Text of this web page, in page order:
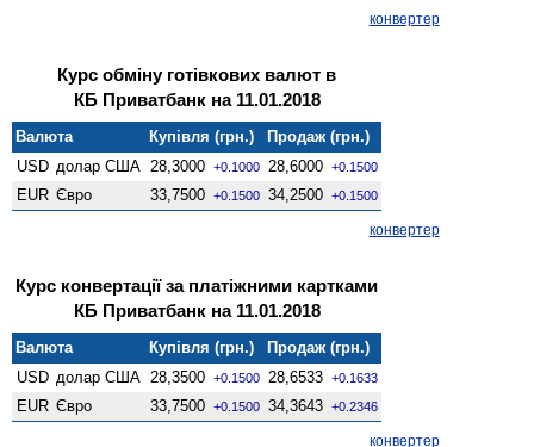
конвертер
Курс обміну готівкових валют в
КБ Приватбанк на 11.01.2018
Валюта Купівля (грн.)
Продаж (грн.)
USD долар США 28,3000 +0.1000 28,6000 +0.1500
EUR Євро 33,7500 +0.1500 34,2500 +0.1500
конвертер
Курс конвертації за платіжними картками
КБ Приватбанк на 11.01.2018
Валюта Купівля (грн.)
Продаж (грн.)
USD долар США 28,3500 +0.1500 28,6533 +0.1633
EUR Євро 33,7500 +0.1500 34,3643 +0.2346
конвертер